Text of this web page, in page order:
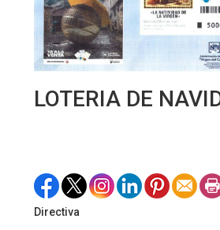
LOTERIA DE
Directiva